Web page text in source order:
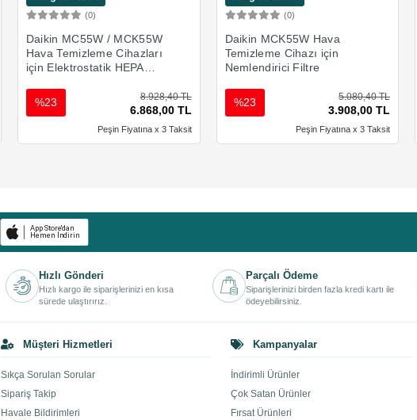
(0)
Daikin MC55W / MCK55W
Hava Temizleme Cihazları
için Elektrostatik HEPA
8.928,40 TL
6.868,00 TL
%23
Peşin Fiyatına x 3 Taksit
(0)
Daikin MCK55W Hava
Temizleme Cihazı için
Nemlendirici Filtre
5.080,40 TL
3.908,00 TL
%23
Peşin Fiyatına x 3 Taksit
Hızlı Gönderi
Hızlı kargo ile siparişlerinizi en kısa
sürede ulaştırırız.
Parçalı Ödeme
Siparişlerinizi birden fazla kredi kartı ile
ödeyebilirsiniz.
Müşteri Hizmetleri
Sıkça Sorulan Sorular
Sipariş Takip
Havale Bildirimleri
Kampanyalar
İndirimli Ürünler
Çok Satan Ürünler
Fırsat Ürünleri